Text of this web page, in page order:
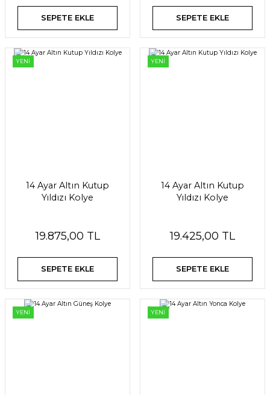
SEPETE EKLE SEPETE EKLE
YENİ
14 Ayar Altın Kutup
Yıldızı Kolye
19.875,00 TL
SEPETE EKLE
YENİ
14 Ayar Altın Kutup
Yıldızı Kolye
19.425,00 TL
SEPETE EKLE
YENİ YENİ